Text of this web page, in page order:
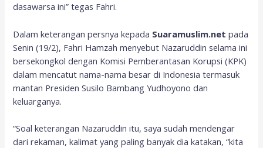
dasawarsa ini” tegas Fahri.
Dalam keterangan persnya kepada Suaramuslim.net pada
Senin (19/2), Fahri Hamzah menyebut Nazaruddin selama ini
bersekongkol dengan Komisi Pemberantasan Korupsi (KPK)
dalam mencatut nama-nama besar di Indonesia termasuk
mantan Presiden Susilo Bambang Yudhoyono dan
keluarganya.
“Soal keterangan Nazaruddin itu, saya sudah mendengar
dari rekaman, kalimat yang paling banyak dia katakan, “kita